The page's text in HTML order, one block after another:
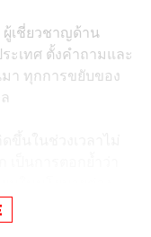
เชี่ยวชาญด้าน
เทศ ตั้งคำถามและ
า ทุกการขยับของ
เป็นทรัมป์ที่เชื่อว่า